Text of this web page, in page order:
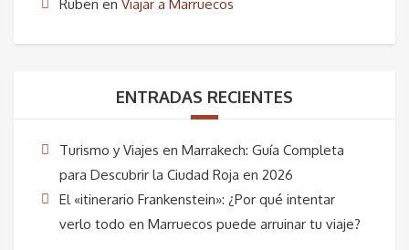
Ruben en Viajar a Marruecos
ENTRADAS RECIENTES
Turismo y Viajes en Marrakech: Guía Completa
para Descubrir la Ciudad Roja en 2026
El «itinerario Frankenstein»: ¿Por qué intentar
verlo todo en Marruecos puede arruinar tu viaje?